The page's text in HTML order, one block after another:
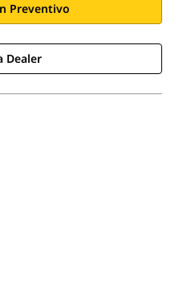
Preventivo
Dealer